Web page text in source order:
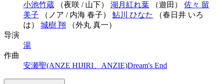
小池竹蔵 （夜咲 / 山下） 湖月紅れ葉 （遊田） 佐々 留
美子 （ノア / 内海 春子） 鮎川 ひなた
（春日井 いろ
は） 城樹 翔 （外丸 真一）
导演
湯
作曲
安瀬聖(ANZE HIJIRI、ANZIE)Dream's End